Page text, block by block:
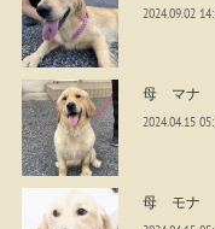
2024.09.02
母 マナ
2024.04.15
母 モナ